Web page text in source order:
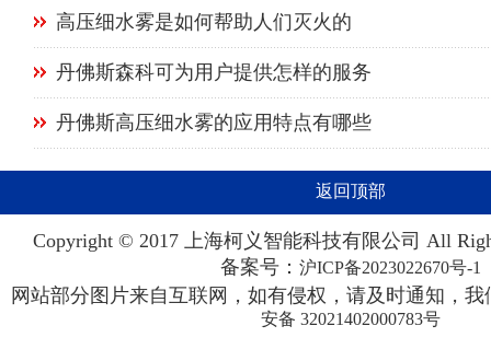
高压细水雾是如何帮助人们灭火的
丹佛斯森科可为用户提供怎样的服务
丹佛斯高压细水雾的应用特点有哪些
返回顶部
Copyright © 2017 上海柯义智能科技有限公司 All
备案号： 沪ICP备2023022670号-1
网站部分图片来自互联网，如有侵权，请及时通知，
安备 32021402000783号